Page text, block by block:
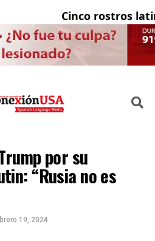
Cinco rostros
por su
“Rusia no es
19, 2024